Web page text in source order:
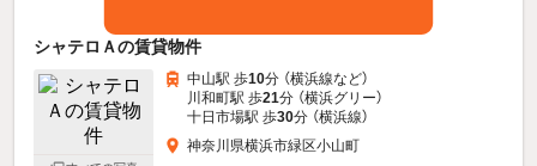
シャテロＡの賃貸物件
中山駅 歩10分 （横浜線など）
川和町駅 歩21分 （横浜グリー）
十日市場駅 歩30分 （横浜線）
神奈川県横浜市緑区小山町